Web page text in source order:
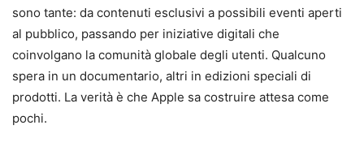
sono tante: da contenuti esclusivi a possibili eventi aperti
al pubblico, passando per iniziative digitali che
coinvolgano la comunità globale degli utenti. Qualcuno
spera in un documentario, altri in edizioni speciali di
prodotti. La verità è che Apple sa costruire attesa come
pochi.